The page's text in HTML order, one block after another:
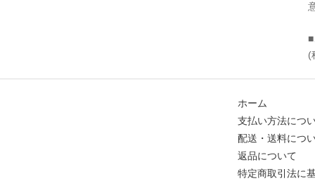
(
ホーム
支払い方法につ
配送・送料につ
返品について
特定商取引法に